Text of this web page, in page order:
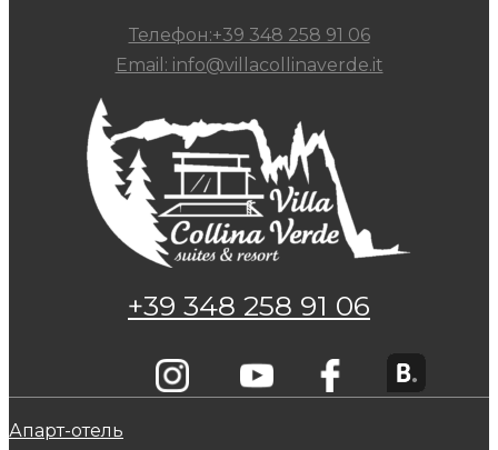
Телефон:+39 348 258 91 06
Email: info@villacollinaverde.it
+39 348 258 91 06
Апарт-отель